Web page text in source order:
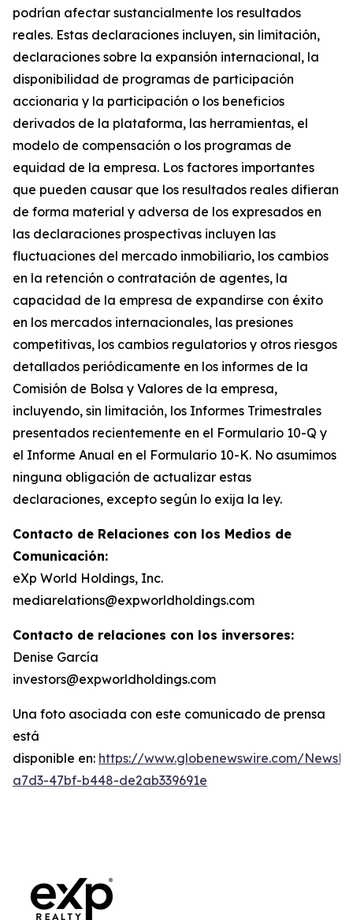
podrían afectar sustancialmente los resultados
reales. Estas declaraciones incluyen, sin limitación,
declaraciones sobre la expansión internacional, la
disponibilidad de programas de participación
accionaria y la participación o los beneficios
derivados de la plataforma, las herramientas, el
modelo de compensación o los programas de
equidad de la empresa. Los factores importantes
que pueden causar que los resultados reales difieran
de forma material y adversa de los expresados en
las declaraciones prospectivas incluyen las
fluctuaciones del mercado inmobiliario, los cambios
en la retención o contratación de agentes, la
capacidad de la empresa de expandirse con éxito
en los mercados internacionales, las presiones
competitivas, los cambios regulatorios y otros riesgos
detallados periódicamente en los informes de la
Comisión de Bolsa y Valores de la empresa,
incluyendo, sin limitación, los Informes Trimestrales
presentados recientemente en el Formulario 10-Q y
el Informe Anual en el Formulario 10-K. No asumimos
ninguna obligación de actualizar estas
declaraciones, excepto según lo exija la ley.
Contacto de Relaciones con los Medios de
Comunicación:
eXp World Holdings, Inc.
mediarelations@expworldholdings.com
Contacto de relaciones con los inversores:
Denise García
investors@expworldholdings.com
Una foto asociada con este comunicado de prensa
está
disponible en: https://www.globenewswire.com/
a7d3-47bf-b448-de2ab339691e